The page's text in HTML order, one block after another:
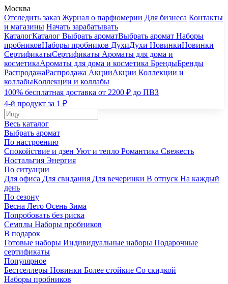
Москва
Отследить заказ Журнал о парфюмерии Для бизнеса Контакты
и магазины Начать зарабатывать
КаталогКаталог Выбрать ароматВыбрать аромат Наборы
пробниковНаборы пробников ДухиДухи НовинкиНовинки
СертификатыСертификаты Ароматы для дома и
косметикаАроматы для дома и косметика БрендыБренды
РаспродажаРаспродажа АкцииАкции Коллекции и
коллабыКоллекции и коллабы
100% бесплатная доставка от 2200 ₽ до ПВЗ
4-й продукт за 1 ₽
Весь каталог
Выбрать аромат
По настроению
Спокойствие и дзен Уют и тепло Романтика Свежесть
Ностальгия Энергия
По ситуации
Для офиса Для свидания Для вечеринки В отпуск На каждый
день
По сезону
Весна Лето Осень Зима
Попробовать без риска
Семплы Наборы пробников
В подарок
Готовые наборы Индивидуальные наборы Подарочные
сертификаты
Популярное
Бестселлеры Новинки Более стойкие Со скидкой
Наборы пробников